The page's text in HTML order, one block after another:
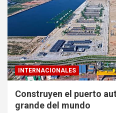
INTERNACIONALES
Construyen el puerto
grande del mundo